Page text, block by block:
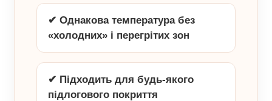
✔ Однакова температура без
«холодних» і перегрітих зон
✔ Підходить для будь-якого
підлогового покриття